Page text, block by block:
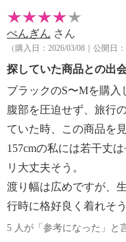
ぺんぎん さん
（購入日：2026/03/08｜公開日：
探していた商品との出
ブラックのS〜Mを購入
腹部を圧迫せず、旅行
ていた時、この商品を
157cmの私には若干丈
リ大丈夫そう。
渡り幅は広めですが、
行時に格好良く着れそう
5 人が「参考になった」と